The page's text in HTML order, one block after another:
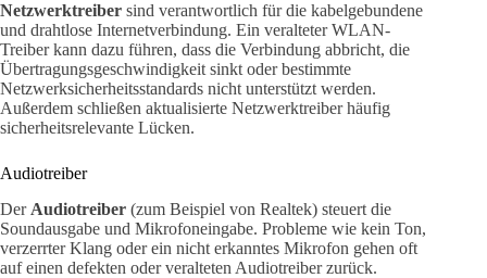
Netzwerktreiber sind verantwortlich für die kabelgebundene
und drahtlose Internetverbindung. Ein veralteter WLAN-
Treiber kann dazu führen, dass die Verbindung abbricht, die
Übertragungsgeschwindigkeit sinkt oder bestimmte
Netzwerksicherheitsstandards nicht unterstützt werden.
Außerdem schließen aktualisierte Netzwerktreiber häufig
sicherheitsrelevante Lücken.
Audiotreiber
Der Audiotreiber (zum Beispiel von Realtek) steuert die
Soundausgabe und Mikrofoneingabe. Probleme wie kein Ton,
verzerrter Klang oder ein nicht erkanntes Mikrofon gehen oft
auf einen defekten oder veralteten Audiotreiber zurück.